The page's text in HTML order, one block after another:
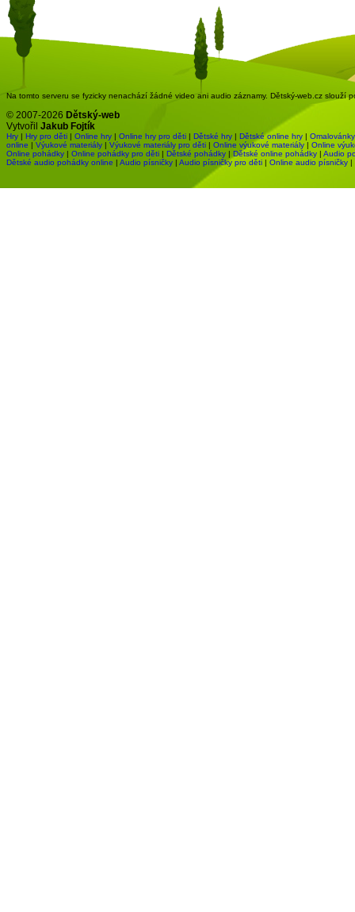
Na tomto serveru se fyzicky nenachází žádné video ani audio záznamy. Dětský-web.cz slouží
© 2007-2026 Dětský-web
Vytvořil Jakub Fojtík
Hry | Hry pro děti | Online hry | Online hry pro děti | Dětské hry | Dětské online hry | Omalovánky
online | Výukové materiály | Výukové materiály pro děti | Online výukové materiály | Online
Online pohádky | Online pohádky pro děti | Dětské pohádky | Dětské online pohádky | Audio
Dětské audio pohádky online | Audio písničky | Audio písničky pro děti | Online audio písničky |